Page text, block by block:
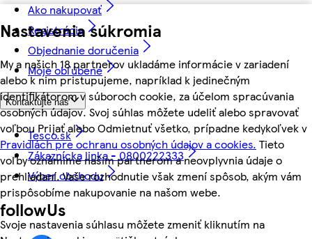
Nastavenia súkromia
My a našich 18 partnerov ukladáme informácie v zariadení
alebo k nim pristupujeme, napríklad k jedinečným
identifikátorom v súboroch cookie, za účelom spracúvania
osobných údajov. Svoj súhlas môžete udeliť alebo spravovať
voľbou Prijať alebo Odmietnuť všetko, prípadne kedykoľvek v
Pravidlách pre ochranu osobných údajov a cookies. Tieto
voľby oznámime našim partnerom a neovplyvnia údaje o
prehliadaní. Vaše rozhodnutie však zmení spôsob, akým vám
prispôsobíme nakupovanie na našom webe.
Svoje nastavenia súhlasu môžete zmeniť kliknutím na
Ako nakupovať
Registrácia
Objednanie doručenia
Moje obľúbené
Kontaktujte nás
Tesco.sk
Zákaznícka linka - 0800222333
Výber obchodu
followUs